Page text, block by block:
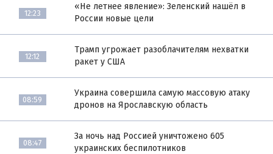
12:23
«Не летнее явление»: Зеленский нашёл в
России новые цели
12:12
Трамп угрожает разоблачителям нехватки
ракет у США
08:59
Украина совершила самую массовую атаку
дронов на Ярославскую область
08:47
За ночь над Россией уничтожено 605
украинских беспилотников